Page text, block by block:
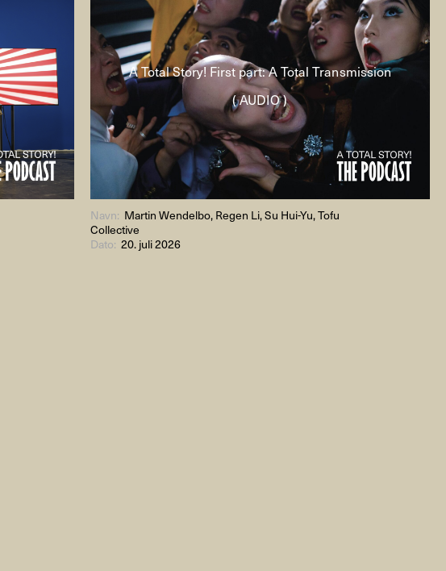
A Total Story! First part: A Total Transmission
( AUDIO )
Navn: Martin Wendelbo, Regen Li, Su Hui-Yu, Tofu
Collective
Dato: 20. juli 2026